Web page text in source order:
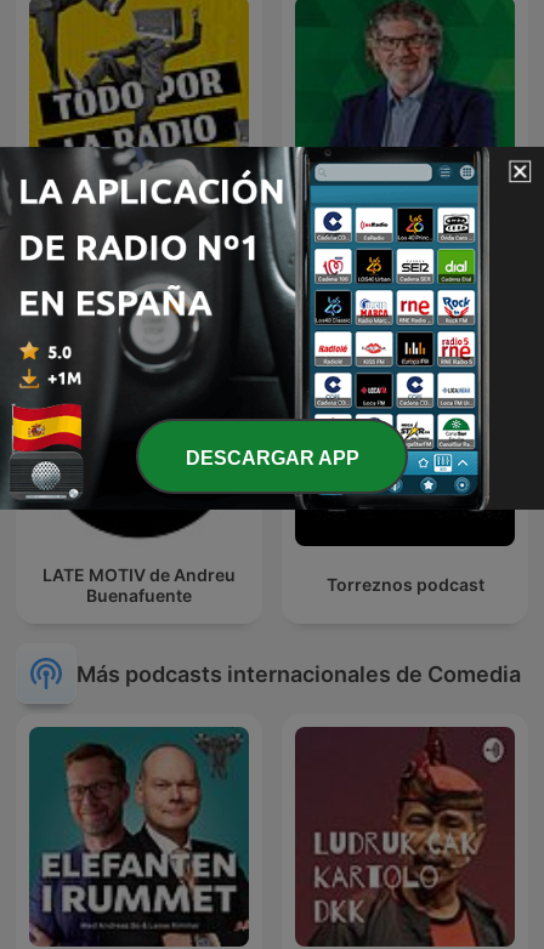
Todo por la radio El programa del Yuyu
LATE MOTIV de Andreu
Buenafuente
Torreznos podcast
Más podcasts internacionales de Comedia
DESCARGAR APP